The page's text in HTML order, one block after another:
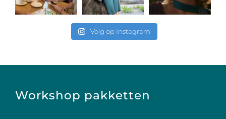
Volg op Instagram
Workshop pakketten